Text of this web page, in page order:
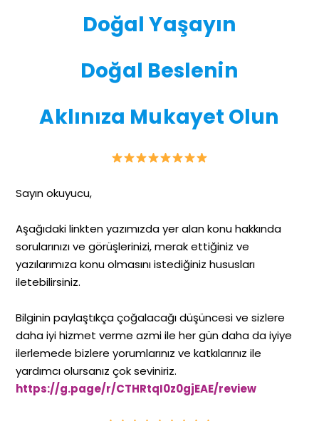
Doğal Yaşayın
Doğal Beslenin
Aklınıza Mukayet Olun
Sayın okuyucu,
Aşağıdaki linkten yazımızda yer alan konu hakkında
sorularınızı ve görüşlerinizi, merak ettiğiniz ve
yazılarımıza konu olmasını istediğiniz hususları
iletebilirsiniz.
Bilginin paylaştıkça çoğalacağı düşüncesi ve sizlere
daha iyi hizmet verme azmi ile her gün daha da iyiye
ilerlemede bizlere yorumlarınız ve katkılarınız ile
yardımcı olursanız çok seviniriz.
https://g.page/r/CTHRtqI0z0gjEAE/review